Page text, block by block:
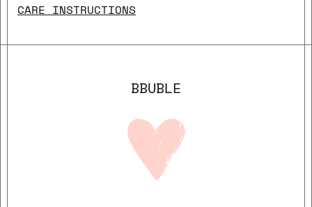
CARE INSTRUCTIONS
BBUBLE